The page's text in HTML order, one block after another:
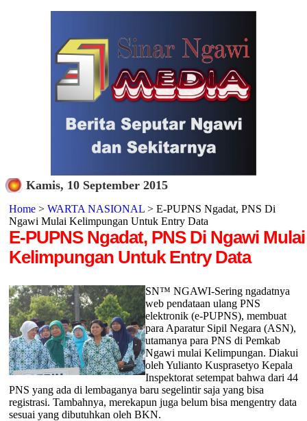
Kamis, 10 September 2015
Home> WARTA NASIONAL> E-PUPNS Ngadat, PNS Di
Ngawi Mulai Kelimpungan Untuk Entry Data
E-PUPNS Ngadat, PNS Di Ngawi Mulai
Kelimpungan Untuk Entry Data
SN™ NGAWI-Sering ngadatnya
web pendataan ulang PNS
elektronik (e-PUPNS), membuat
para Aparatur Sipil Negara (ASN),
utamanya para PNS di Pemkab
Ngawi mulai Kelimpungan. Diakui
oleh Yulianto Kusprasetyo Kepala
Inspektorat setempat bahwa dari 44
PNS yang ada di lembaganya baru segelintir saja yang bisa
registrasi. Tambahnya, merekapun juga belum bisa mengentry data
sesuai yang dibutuhkan oleh BKN.